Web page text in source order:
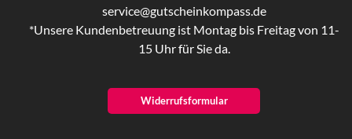
service@gutscheinkompass.de
*Unsere Kundenbetreuung ist Montag bis Freitag von 11-
15 Uhr für Sie da.
Widerrufsformular